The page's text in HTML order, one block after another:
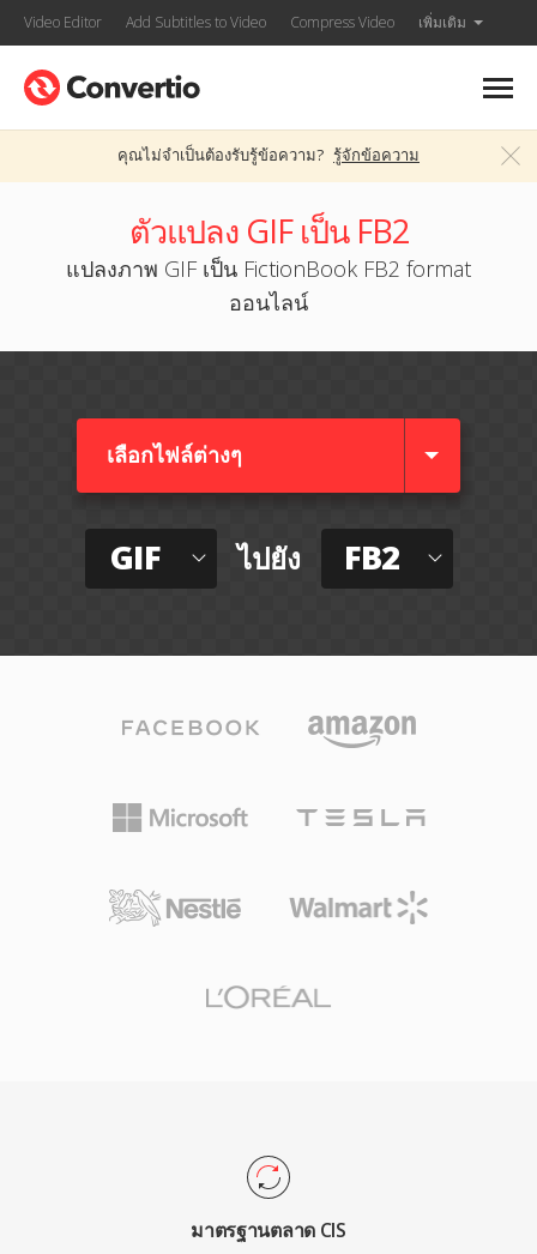
Video Editor Add Subtitles to Video Compress Video เพิ่มเติม
คุณไม่จำเป็นต้องรับรู้ข้อความ? รู้จักข้อความ
ตัวแปลง GIF เป็น FB2
แปลงภาพ GIF เป็น FictionBook FB2 format
ออนไลน์
เลือกไฟล์ต่างๆ​
GIF ไปยัง FB2
มาตรฐานตลาด CIS